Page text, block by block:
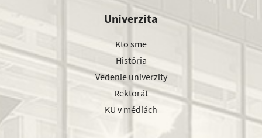
Univerzita
Kto sme
História
Vedenie univerzity
Rektorát
KU v médiách